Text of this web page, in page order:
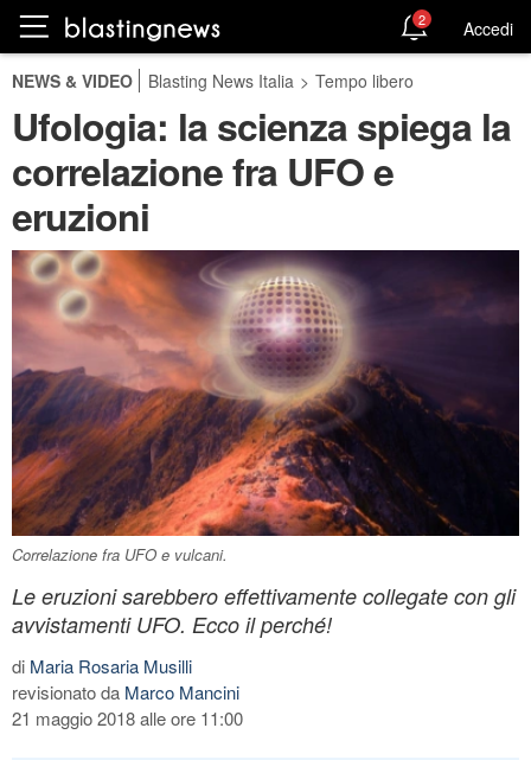
2 Accedi
NEWS & VIDEO Blasting News Italia > Tempo libero
Ufologia: la scienza spiega la
correlazione fra UFO e
eruzioni
Correlazione fra UFO e vulcani.
Le eruzioni sarebbero effettivamente collegate con gli
avvistamenti UFO. Ecco il perché!
di Maria Rosaria Musilli
revisionato da Marco Mancini
21 maggio 2018 alle ore 11:00